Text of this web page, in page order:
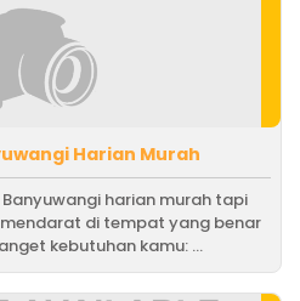
Harian Murah
harian murah tapi
di tempat yang benar
kebutuhan kamu: ...